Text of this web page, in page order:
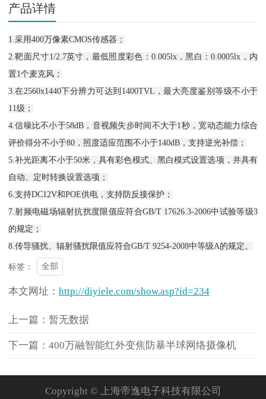
产品详情
1. 采用400万像素CMOS传感器；
2.靶面尺寸1/2.7英寸，最低照度彩色：0.005lx，黑白：0.0005lx，内
置1个麦克风；
3.在2560x1440下分辨力可达到1400TVL，最大亮度鉴别等级不小于
11级；
4.信噪比不小于58dB，音视频失步时间不大于1秒，宽动态能力综合
评价得分不小于80，照度适应范围不小于140dB，支持逆光补偿；
5.补光距离不小于50米，具有彩色模式、黑白模式设置选项，并具有
自动、定时转换设置选项；
6.支持DC12V和POE供电，支持防反接保护；
7.射频电磁场辐射抗扰度限值应符合GB/T 17626.3-2006中试验等级3
的规定；
8.传导骚扰、辐射骚扰限值应符合GB/T 9254-2008中等级A的规定。
标签： 全部
本文网址： http://diyiele.com/show.asp?id=234
上一篇：暂无数据
下一篇：400万融智能红外变焦防暴半球网络摄像机
Copyright © 上海帝逸电子科技有限公司